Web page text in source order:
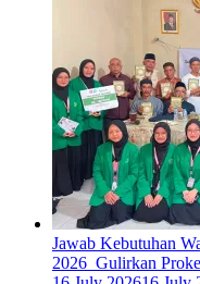
Jawab Kebutuhan
2026 Gulirkan